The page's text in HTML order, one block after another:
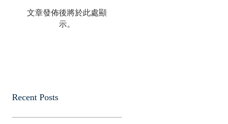
文章發佈後將於此處顯
示。
Recent Posts